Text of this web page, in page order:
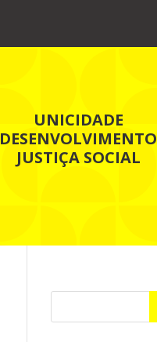
UNICIDADE
DESENVOLVIMENTO
JUSTIÇA SOCIAL